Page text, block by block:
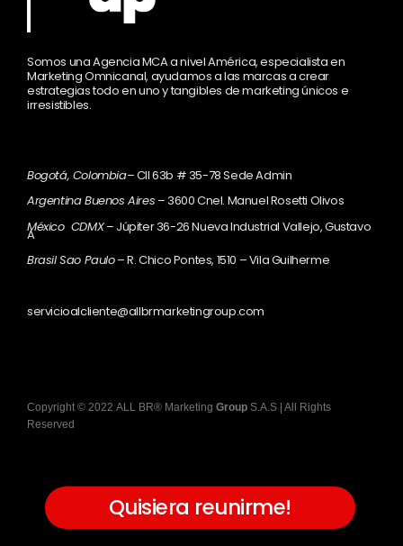
Somos una Agencia MCA a nivel América, especialista en
Marketing Omnicanal, ayudamos a las marcas a crear
estrategias todo en uno y tangibles de marketing únicos e
irresistibles.
Bogotá, Colombia– Cll 63b # 35-78 Sede Admin
Argentina Buenos Aires – 3600 Cnel. Manuel Rosetti Olivos
México CDMX– Júpiter 36-26 Nueva Industrial Vallejo, Gustavo
A
Brasil Sao Paulo– R. Chico Pontes, 1510 – Vila Guilherme
servicioalcliente@allbrmarketingroup.com
Copyright © 2022 ALL BR® Marketing Group S.A.S | All Rights
Reserved
Quisiera reunirme!